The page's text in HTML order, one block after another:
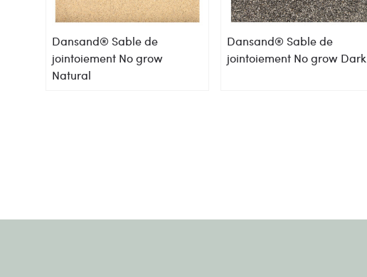
Dansand® Sable de
jointoiement No grow
Natural
Dansand® Sable de
jointoiement No grow Dark